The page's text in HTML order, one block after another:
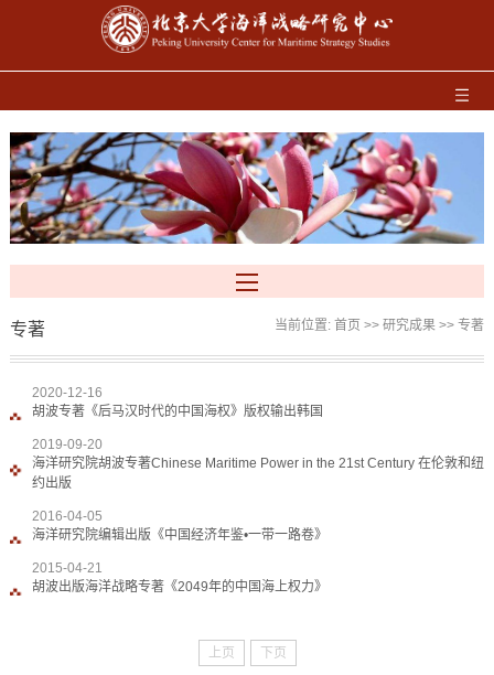
当前位置:首页 >>研究成果 >>专著
专著
2020-12-16
胡波专著《后马汉时代的中国海权》版权输出韩国
2019-09-20
海洋研究院胡波专著Chinese Maritime Power in the 21st Century 在伦敦和纽
约出版
2016-04-05
海洋研究院编辑出版《中国经济年鉴•一带一路卷》
2015-04-21
胡波出版海洋战略专著《2049年的中国海上权力》
上页 下页